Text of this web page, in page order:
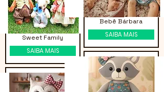
Sweet Family
SAIBA MAIS
Bebê Bárbara
SAIBA MAIS